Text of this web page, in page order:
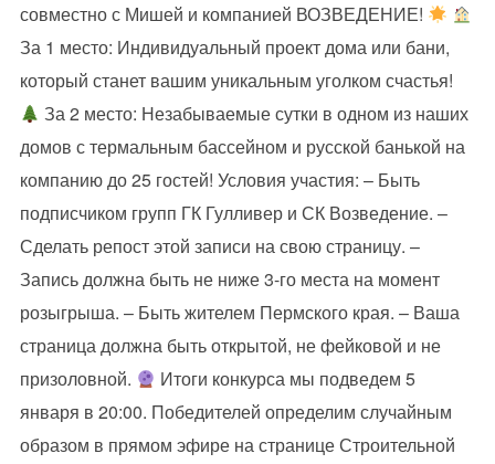
совместно с Мишей и компанией ВОЗВЕДЕНИЕ!
За 1 место: Индивидуальный проект дома или бани,
который станет вашим уникальным уголком счастья!
За 2 место: Незабываемые сутки в одном из наших
домов с термальным бассейном и русской банькой на
компанию до 25 гостей! Условия участия: – Быть
подписчиком групп ГК Гулливер и СК Возведение. –
Сделать репост этой записи на свою страницу. –
Запись должна быть не ниже 3-го места на момент
розыгрыша. – Быть жителем Пермского края. – Ваша
страница должна быть открытой, не фейковой и не
призоловной.
Итоги конкурса мы подведем 5
января в 20:00. Победителей определим случайным
образом в прямом эфире на странице Строительной